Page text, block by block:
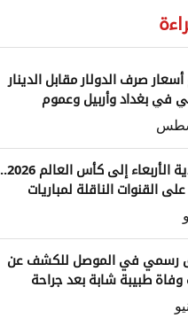
أسعار صرف الدولار مقابل الدينار
في بغداد وأربيل وعموم
من ودية الأربعاء إلى كأس العالم 2026..
القنوات الناقلة لمباريات
رسمي في الموصل للكشف عن
وفاة طبيبة شابة بعد جراحة